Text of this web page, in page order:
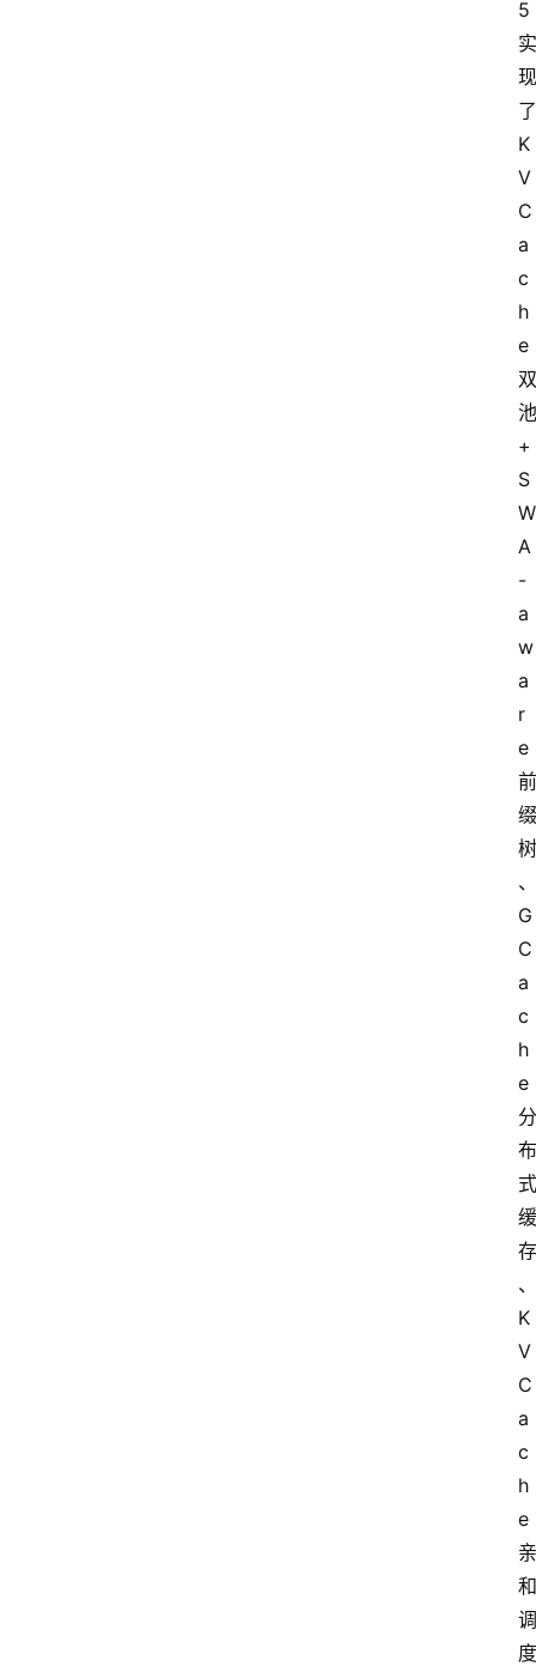
5
实
现
了
K
V
C
a
c
h
e
双
池
+
S
W
A
-
a
w
a
r
e
前
缀
树
、
G
C
a
c
h
e
分
布
式
缓
存
、
K
V
C
a
c
h
e
亲
和
调
度